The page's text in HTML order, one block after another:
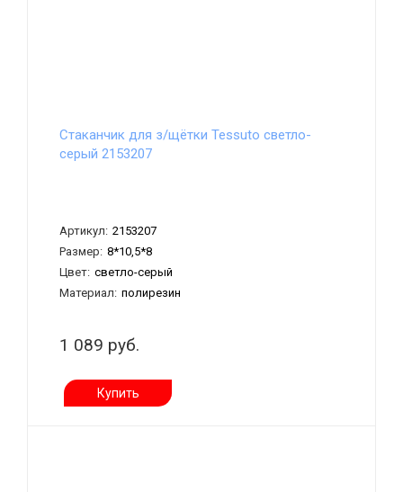
Стаканчик для з/щётки Tessuto светло-
серый 2153207
Артикул: 2153207
Размер: 8*10,5*8
Цвет: светло-серый
Материал: полирезин
1 089 руб.
Купить